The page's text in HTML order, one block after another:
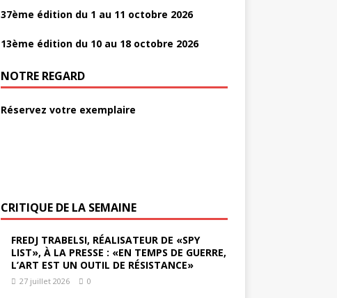
37ème édition du 1 au 11 octobre 2026
13ème édition du 10 au 18 octobre 2026
NOTRE REGARD
Réservez votre exemplaire
CRITIQUE DE LA SEMAINE
FREDJ TRABELSI, RÉALISATEUR DE «SPY
LIST», À LA PRESSE : «EN TEMPS DE GUERRE,
L’ART EST UN OUTIL DE RÉSISTANCE»
27 juillet 2026 0